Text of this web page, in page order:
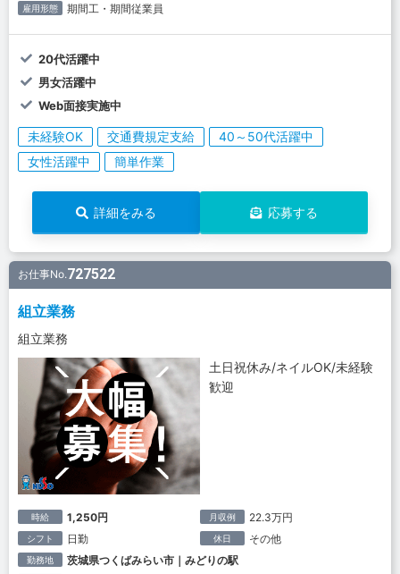
雇用形態 期間工・期間従業員
20代活躍中
男女活躍中
Web面接実施中
未経験OK 交通費規定支給
40～50代活躍中
女性活躍中
簡単作業
詳細をみる 応募する
お仕事No.727522
組立業務
組立業務
土日祝休み/ネイルOK/未経験
歓迎
時給 1,250円 月収例 22.3万円
シフト 日勤 休日 その他
勤務地 茨城県つくばみらい市｜みどりの駅